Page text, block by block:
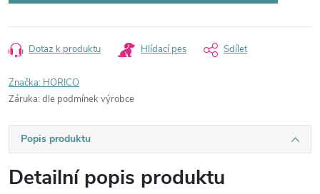
Dotaz k produktu Hlídací pes Sdílet
Značka: HORICO
Záruka: dle podmínek výrobce
Popis produktu
Detailní popis produktu